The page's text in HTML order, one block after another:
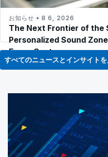
The Next Frontier of the
Personalized Sound
Every Seat
お知らせ • 8 6, 2026
すべてのニュースとインサイト